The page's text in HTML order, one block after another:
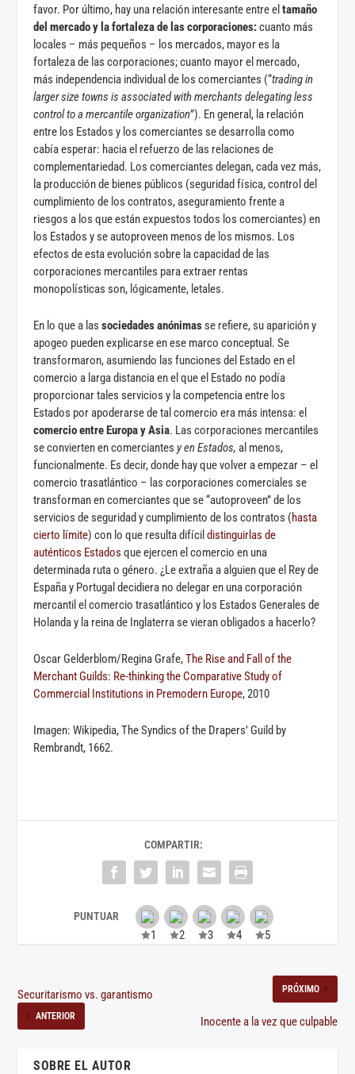
favor. Por último, hay una relación interesante entre eltamaño
del mercado y la fortaleza de las corporaciones:cuanto más
locales – más pequeños – los mercados, mayor es la
fortaleza de las corporaciones; cuanto mayor el mercado,
más independencia individual de los comerciantes (“trading in
larger size towns is associated with merchants delegating less
control to a mercantile organization”). En general, la relación
entre los Estados y los comerciantes se desarrolla como
cabía esperar: hacia el refuerzo de las relaciones de
complementariedad. Los comerciantes delegan, cada vez más,
la producción de bienes públicos (seguridad física, control del
cumplimiento de los contratos, aseguramiento frente a
riesgos a los que están expuestos todos los comerciantes) en
los Estados y se autoproveen menos de los mismos. Los
efectos de esta evolución sobre la capacidad de las
corporaciones mercantiles para extraer rentas
monopolísticas son, lógicamente, letales.
En lo que a lassociedades anónimasse refiere, su aparición y
apogeo pueden explicarse en ese marco conceptual. Se
transformaron, asumiendo las funciones del Estado en el
comercio a larga distancia en el que el Estado no podía
proporcionar tales servicios y la competencia entre los
comercio entre Europa y Asia. Las corporaciones mercantiles
se convierten en comerciantes y en Estados,al menos,
funcionalmente. Es decir, donde hay que volver a empezar – el
comercio trasatlántico – las corporaciones comerciales se
transforman en comerciantes que se “autoproveen” de los
servicios de seguridad y cumplimiento de los contratos (hasta
cierto límite) con lo que resulta difícildistinguirlas de
auténticos Estados que ejercen el comercio en una
determinada ruta o género. ¿Le extraña a alguien que el Rey de
España y Portugal decidiera no delegar en una corporación
mercantil el comercio trasatlántico y los Estados Generales de
Holanda y la reina de Inglaterra se vieran obligados a hacerlo?
Oscar Gelderblom/Regina Grafe,The Rise and Fall of the
Merchant Guilds: Re-thinking the Comparative Study of
Commercial Institutions in Premodern Europe, 2010
Imagen: Wikipedia, The Syndics of the Drapers’ Guild by
Rembrandt, 1662.
COMPARTIR:
Securitarismo vs. garantismo
ANTERIOR
PRÓXIMO
Inocente a la vez que culpable
SOBRE EL AUTOR